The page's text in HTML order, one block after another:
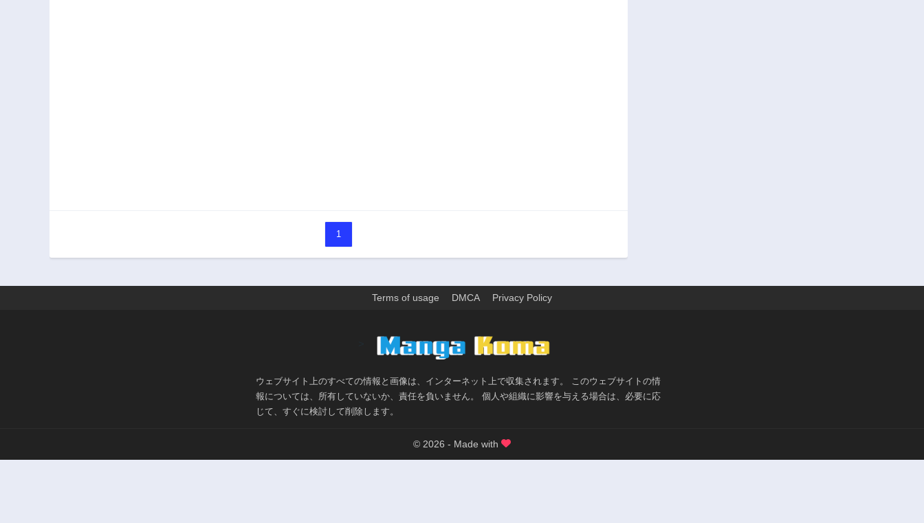
1
Terms of usage DMCA Privacy Policy
ウェブサイト上のすべての情報と画像は、インターネット上で収集されます。 このウェブサイトの情
報については、所有していないか、責任を負いません。 個人や組織に影響を与える場合は、必要に応
じて、すぐに検討して削除します。
© 2026 - Made with